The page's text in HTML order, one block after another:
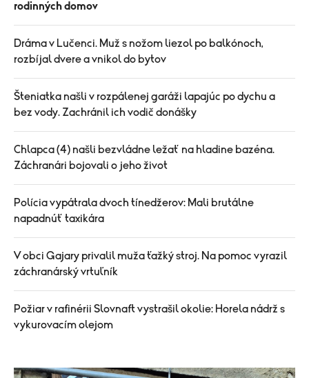
rodinných domov
Dráma v Lučenci. Muž s nožom liezol po balkónoch,
rozbíjal dvere a vnikol do bytov
Šteniatka našli v rozpálenej garáži lapajúc po dychu a
bez vody. Zachránil ich vodič donášky
Chlapca (4) našli bezvládne ležať na hladine bazéna.
Záchranári bojovali o jeho život
Polícia vypátrala dvoch tínedžerov: Mali brutálne
napadnúť taxikára
V obci Gajary privalil muža ťažký stroj. Na pomoc vyrazil
záchranárský vrtuľník
Požiar v rafinérii Slovnaft vystrašil okolie: Horela nádrž s
vykurovacím olejom